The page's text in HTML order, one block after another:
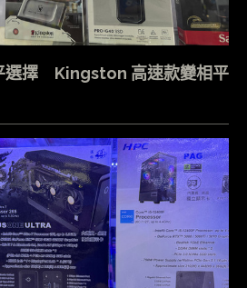
選擇 Kingston 高速款變相平